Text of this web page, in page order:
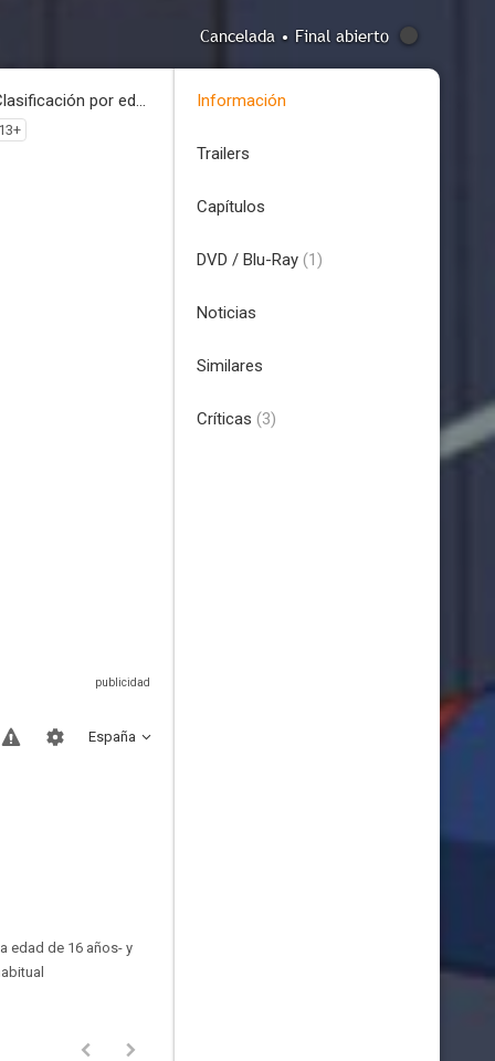
Cancelada • Final abierto
Clasificación por edades
13+
España
edad de 16 años- y
Información
Trailers
Capítulos
DVD / Blu-Ray (1)
Noticias
Similares
Críticas (3)